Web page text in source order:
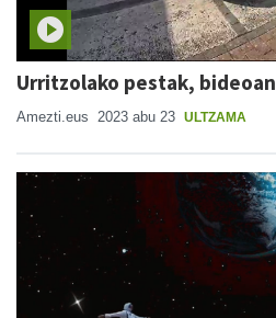
Urritzolako pestak, bideoan
Amezti.eus 2023 abu 23 ULTZAMA